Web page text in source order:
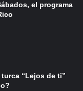
el programa
“Lejos de ti”